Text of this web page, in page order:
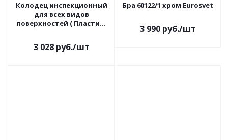
Колодец инспекционный
для всех видов
поверхностей ( Пластик)
3 028руб./шт
Бра 60122/1 хром Eurosvet
3 990руб./шт